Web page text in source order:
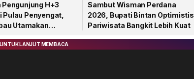
Pengunjung H+3
Pulau Penyengat,
Utamakan
Sambut Wisman Perdana
2026, Bupati Bintan Optimistis
Pariwisata Bangkit Lebih Kuat